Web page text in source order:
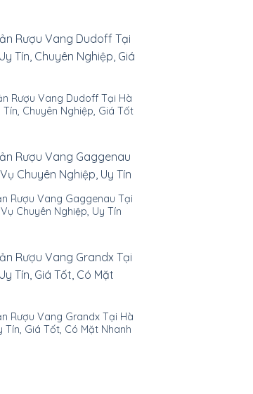
Rượu Vang Dudoff Tại Hà
Tín, Chuyên Nghiệp, Giá Tốt
Rượu Vang Gaggenau Tại
Chuyên Nghiệp, Uy Tín
Rượu Vang Grandx Tại Hà
Tín, Giá Tốt, Có Mặt Nhanh